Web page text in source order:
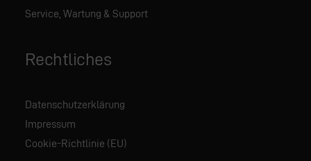
Service, Wartung & Support
Rechtliches
Datenschutzerklärung
Impressum
Cookie-Richtlinie (EU)